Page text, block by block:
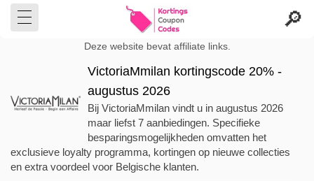
Deze website bevat affiliate links.
VictoriaMmilan kortingscode 20% -
augustus 2026
Bij VictoriaMmilan vindt u in augustus 2026
maar liefst 7 aanbiedingen. Specifieke
besparingsmogelijkheden omvatten het
exclusieve loyalty programma, kortingen op nieuwe collecties
en extra voordeel voor Belgische klanten.